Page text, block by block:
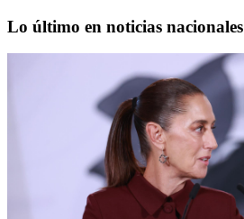
Lo último en noticias nacionales